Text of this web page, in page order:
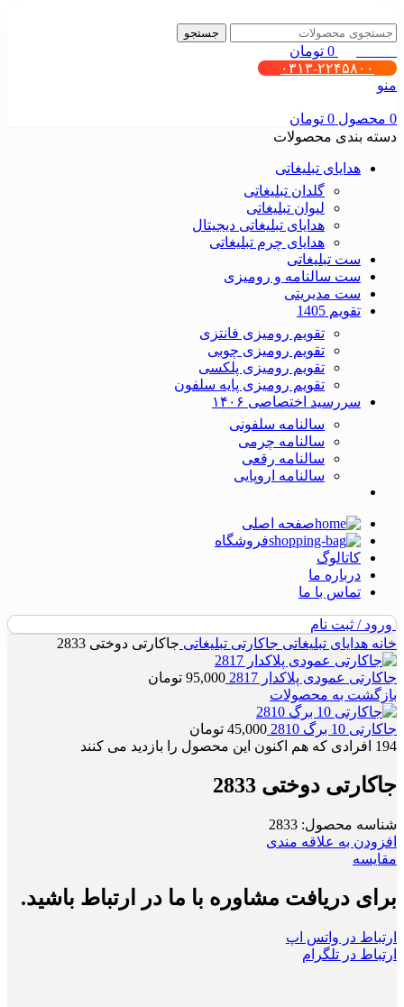
جستجو
0 تومان
۰۳۱۳-۲۲۴۵۸۰۰
منو
0 محصول 0 تومان
دسته بندی محصولات
هدایای تبلیغاتی
گلدان تبلیغاتی
لیوان تبلیغاتی
هدایای تبلیغاتی دیجیتال
هدایای چرم تبلیغاتی
ست تبلیغاتی
ست سالنامه و رومیزی
ست مدیریتی
تقویم 1405
تقویم رومیزی فانتزی
تقویم رومیزی چوبی
تقویم رومیزی پلکسی
تقویم رومیزی پایه سلفون
سررسید اختصاصی ۱۴۰۶
سالنامه سلفونی
سالنامه چرمی
سالنامه رقعی
سالنامه اروپایی
صفحه اصلی
فروشگاه
کاتالوگ
درباره ما
تماس با ما
ورود / ثبت نام
خانه هدایای تبلیغاتی جاکارتی تبلیغاتی جاکارتی دوختی 2833
جاکارتی عمودی پلاکدار 2817 95,000 تومان
بازگشت به محصولات
جاکارتی 10 برگ 2810 45,000 تومان
194 افرادی که هم اکنون این محصول را بازدید می کنند
جاکارتی دوختی 2833
شناسه محصول: 2833
افزودن به علاقه مندی
مقایسه
برای دریافت مشاوره با ما در ارتباط باشید.
ارتباط در واتس اپ
ارتباط در تلگرام